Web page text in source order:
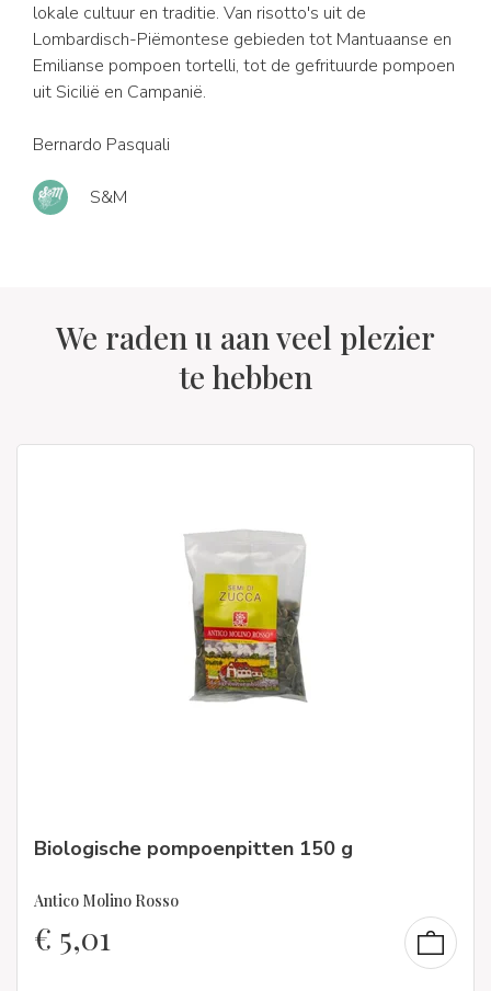
lokale cultuur en traditie. Van risotto's uit de
Lombardisch-Piëmontese gebieden tot Mantuaanse en
Emilianse pompoen tortelli, tot de gefrituurde pompoen
uit Sicilië en Campanië.
Bernardo Pasquali
S&M
We raden u aan veel plezier
te hebben
Biologische pompoenpitten 150 g
Antico Molino Rosso
€ 5,01